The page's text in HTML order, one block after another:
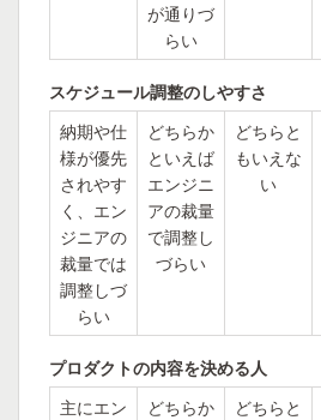
が通りづ
らい
スケジュール調整のしやすさ
納期や仕
様が優先
されやす
く、エン
ジニアの
裁量では
調整しづ
らい
どちらか
といえば
エンジニ
アの裁量
で調整し
づらい
どちらと
もいえな
い
プロダクトの内容を決める人
主にエン
どちらか
どちらと